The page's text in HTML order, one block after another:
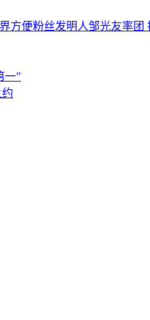
方便粉丝发明人邹光友率团
一”